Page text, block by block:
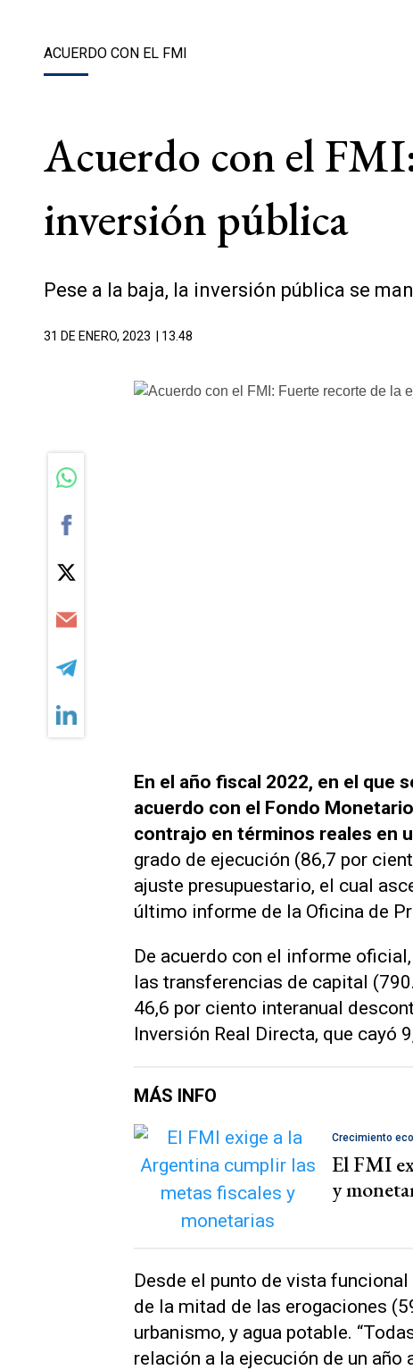
ACUERDO CON EL FMI
Acuerdo con el
inversión pública
Pese a la baja, la inversión pública se
31 DE ENERO, 2023 | 13.48
En el año fiscal 2022, en el que
acuerdo con el Fondo
contrajo en términos reales en
grado de ejecución (86,7 por
ajuste presupuestario, el cual
último informe de la Oficina de
De acuerdo con el informe
las transferencias de capital
46,6 por ciento interanual
Inversión Real Directa, que cayó
MÁS INFO
Crecimiento
El FMI
y
Desde el punto de vista
de la mitad de las erogaciones
urbanismo, y agua potable.
relación a la ejecución de un año